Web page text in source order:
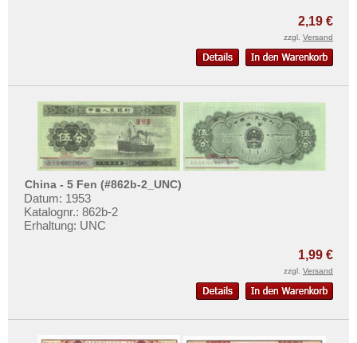
2,19 €
zzgl. Versand
China - 5 Fen (#862b-2_UNC)
Datum: 1953
Katalognr.: 862b-2
Erhaltung: UNC
1,99 €
zzgl. Versand